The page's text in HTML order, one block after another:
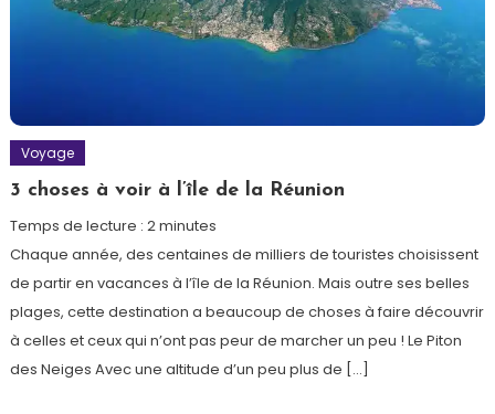
Voyage
3 choses à voir à l’île de la Réunion
Temps de lecture : 2minutes
Chaque année, des centaines de milliers de touristes choisissent
de partir en vacances à l’île de la Réunion. Mais outre ses belles
plages, cette destination a beaucoup de choses à faire découvrir
à celles et ceux qui n’ont pas peur de marcher un peu ! Le Piton
des Neiges Avec une altitude d’un peu plus de […]